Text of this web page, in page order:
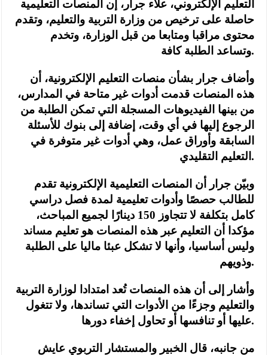
التعليم الإلكتروني، علاء جرار، إن المنصات التعليمية
حاصلة على ترخيص من وزارة التربية والتعليم، وتقدم
محتوى مراقبا ومتابعا من قبل الوزارة، وتخدم
وتساعد الطلبة كافة.
وأضاف جرار بشأن منصات التعليم الإلكترونية، أن
هذه المنصات قدمت أدوات غير متاحة في المدارس،
من بينها الفيديوهات المسجلة التي تمكن الطلبة من
الرجوع إليها في أي وقت، إضافة إلى بنوك للأسئلة
السابقة وأوراق عمل، وهي أدوات غير متوفرة في
التعليم التقليدي.
وبيّن جرار أن المنصات التعليمية الإلكترونية تقدم
للطالب حصصًا وأدوات تعليمية لمدة فصل دراسي
كامل بتكلفة لا تتجاوز 150 دينارًا لجميع المباحث،
مؤكدا أن التعليم عبر هذه المنصات هو تعليم مساند
وليس أساسيا، وأنها لا تشكل عبئا ماليا على الطلبة
وذويهم.
وأشار إلى أن هذه المنصات تُعد امتدادا لوزارة التربية
والتعليم وجزءًا من الأدوات التي تساندها، ولا تتغول
عليها أو تنافسها أو تحاول إخفاء دورها.
من جانبه، قال الخبير والمستشار التربوي عايش